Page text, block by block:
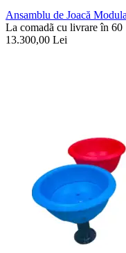
Ansamblu de Joacă
La comadã cu livrare în 60
13.300,00 Lei